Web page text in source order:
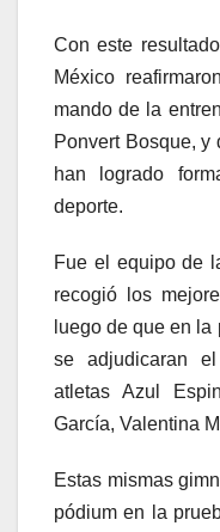
Con este
México
mando de la
Ponvert Bosque, y
han logrado
deporte.
Fue el equipo de
recogió los
luego de que en
se adjudicaran
atletas Azul
García, Valentina
Estas mismas
pódium en la